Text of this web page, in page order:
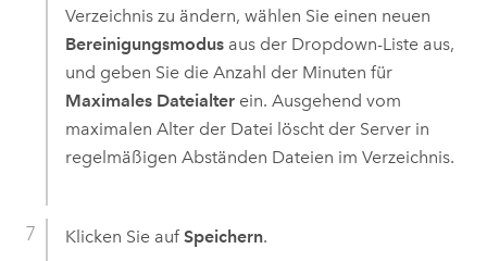
Verzeichnis zu ändern, wählen Sie einen neuen
Bereinigungsmodusaus der Dropdown-Liste aus,
und geben Sie die Anzahl der Minuten für
Maximales Dateialterein. Ausgehend vom
maximalen Alter der Datei löscht der Server in
regelmäßigen Abständen Dateien im Verzeichnis.
Klicken Sie auf Speichern.